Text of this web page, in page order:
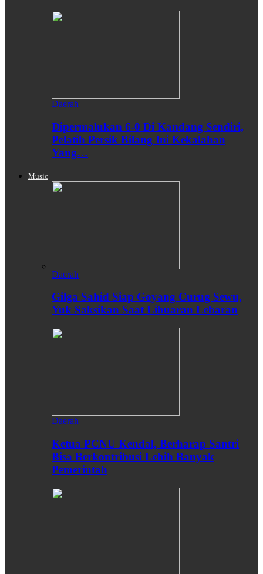
Daerah
Dipermalukan 6-0 Di Kandang Sendiri,
Pelatih Persik Bilang Ini Kekalahan
Yang…
Music
Daerah
Gilga Sahid Siap Goyang Curug Sewu,
Yuk Saksikan Saat Libuaran Lebaran
Daerah
Ketua PCNU Kendal, Berharap Santri
Bisa Berkontribusi Lebih Banyak
Pemerintah